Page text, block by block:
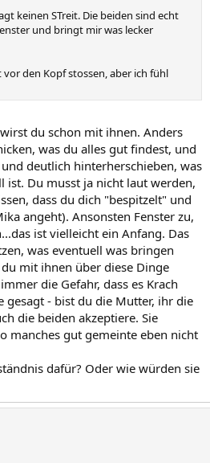
keinen STreit. Die beiden sind echt
und bringt mir was lecker
den Kopf stossen, aber ich fühl
du schon mit ihnen. Anders
was du alles gut findest, und
deutlich hinterherschieben, was
ist. Du musst ja nicht laut werden,
dass du dich "bespitzelt" und
angeht). Ansonsten Fenster zu,
ist vielleicht ein Anfang. Das
was eventuell was bringen
mit ihnen über diese Dinge
die Gefahr, dass es Krach
gesagt - bist du die Mutter, ihr die
die beiden akzeptiere. Sie
manches gut gemeinte eben nicht
dafür? Oder wie würden sie